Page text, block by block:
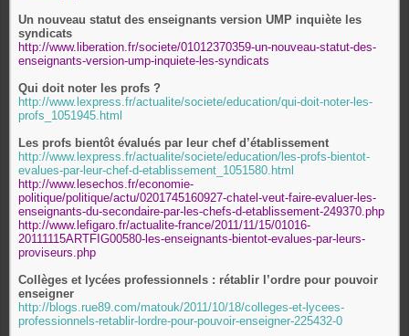
Un nouveau statut des enseignants version UMP inquiète les
syndicats
http://www.liberation.fr/societe/01012370359-un-nouveau-statut-des-
enseignants-version-ump-inquiete-les-syndicats
Qui doit noter les profs ?
http://www.lexpress.fr/actualite/societe/education/qui-doit-noter-les-
profs_1051945.html
Les profs bientôt évalués par leur chef d’établissement
http://www.lexpress.fr/actualite/societe/education/les-profs-bientot-
evalues-par-leur-chef-d-etablissement_1051580.html
http://www.lesechos.fr/economie-
politique/politique/actu/0201745160927-chatel-veut-faire-evaluer-les-
enseignants-du-secondaire-par-les-chefs-d-etablissement-249370.php
http://www.lefigaro.fr/actualite-france/2011/11/15/01016-
20111115ARTFIG00580-les-enseignants-bientot-evalues-par-leurs-
proviseurs.php
Collèges et lycées professionnels : rétablir l’ordre pour pouvoir
enseigner
http://blogs.rue89.com/matouk/2011/10/18/colleges-et-lycees-
professionnels-retablir-lordre-pour-pouvoir-enseigner-225432-0